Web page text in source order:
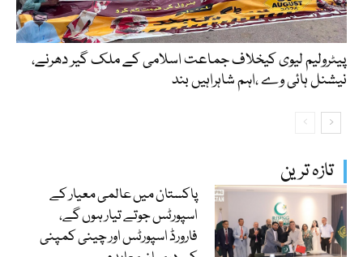
تازہ ترین
پاکستان میں عالمی معیار کے
اسپورٹس جوتے تیار ہوں گے،
فارورڈ اسپورٹس اور چینی کمپنی
پیٹرولیم لیوی کیخلاف جماعت اسلامی کے ملک گیر دھرنے،
نیشنل ہائی وے ،اہم شاہراہیں بند